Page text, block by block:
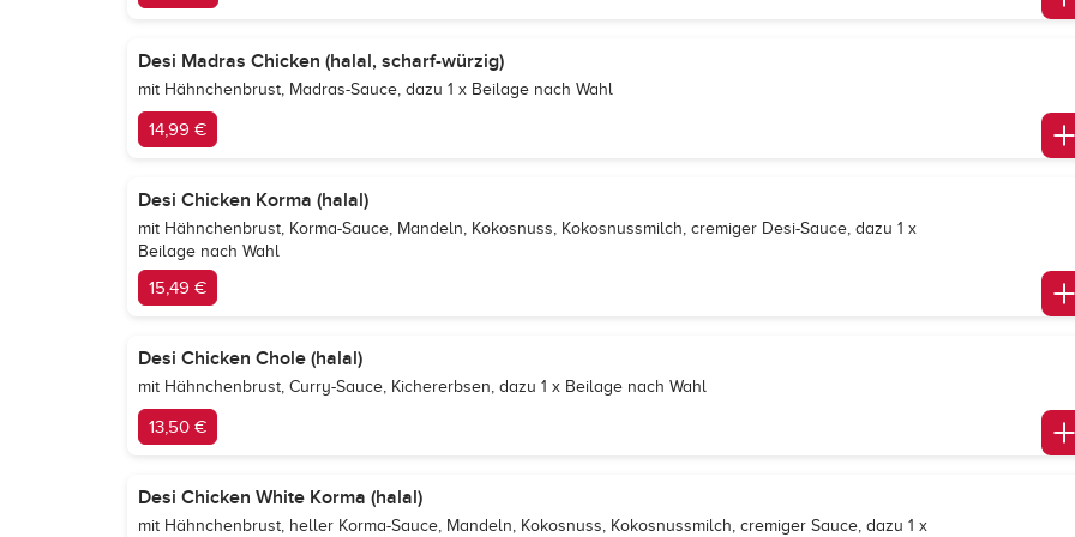
Desi Madras Chicken (halal, scharf-würzig)
mit Hähnchenbrust, Madras-Sauce, dazu 1 x Beilage nach Wahl
14,99 €
Desi Chicken Korma (halal)
mit Hähnchenbrust, Korma-Sauce, Mandeln, Kokosnuss, Kokosnussmilch, cremiger Desi-Sauce, dazu 1 x
Beilage nach Wahl
15,49 €
Desi Chicken Chole (halal)
mit Hähnchenbrust, Curry-Sauce, Kichererbsen, dazu 1 x Beilage nach Wahl
13,50 €
Desi Chicken White Korma (halal)
mit Hähnchenbrust, heller Korma-Sauce, Mandeln, Kokosnuss, Kokosnussmilch, cremiger Sauce, dazu 1 x